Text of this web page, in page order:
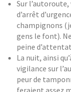
Sur
d’arrêt
champignons
gens le font).
peine
La nuit, ainsi
vigilance sur
peur de